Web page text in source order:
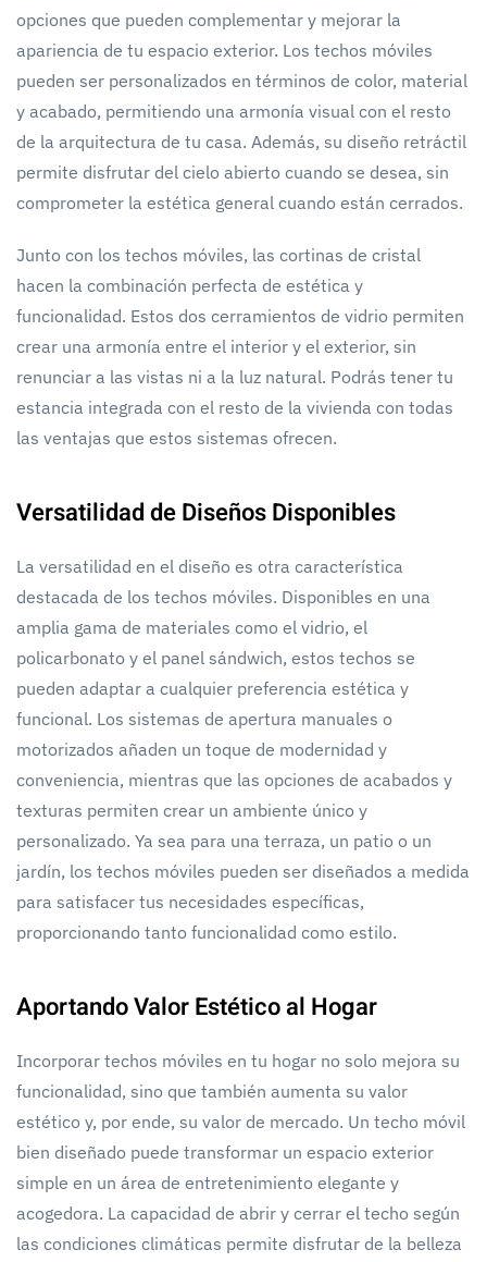
opciones que pueden complementar y mejorar la
apariencia de tu espacio exterior. Los techos móviles
pueden ser personalizados en términos de color, material
y acabado, permitiendo una armonía visual con el resto
de la arquitectura de tu casa. Además, su diseño retráctil
permite disfrutar del cielo abierto cuando se desea, sin
comprometer la estética general cuando están cerrados.
Junto con los techos móviles, las cortinas de cristal
hacen la combinación perfecta de estética y
funcionalidad. Estos dos cerramientos de vidrio permiten
crear una armonía entre el interior y el exterior, sin
renunciar a las vistas ni a la luz natural. Podrás tener tu
estancia integrada con el resto de la vivienda con todas
las ventajas que estos sistemas ofrecen.
Versatilidad de Diseños Disponibles
La versatilidad en el diseño es otra característica
destacada de los techos móviles. Disponibles en una
amplia gama de materiales como el vidrio, el
policarbonato y el panel sándwich, estos techos se
pueden adaptar a cualquier preferencia estética y
funcional. Los sistemas de apertura manuales o
motorizados añaden un toque de modernidad y
conveniencia, mientras que las opciones de acabados y
texturas permiten crear un ambiente único y
personalizado. Ya sea para una terraza, un patio o un
jardín, los techos móviles pueden ser diseñados a medida
para satisfacer tus necesidades específicas,
proporcionando tanto funcionalidad como estilo.
Aportando Valor Estético al Hogar
Incorporar techos móviles en tu hogar no solo mejora su
funcionalidad, sino que también aumenta su valor
estético y, por ende, su valor de mercado. Un techo móvil
bien diseñado puede transformar un espacio exterior
simple en un área de entretenimiento elegante y
acogedora. La capacidad de abrir y cerrar el techo según
las condiciones climáticas permite disfrutar de la belleza